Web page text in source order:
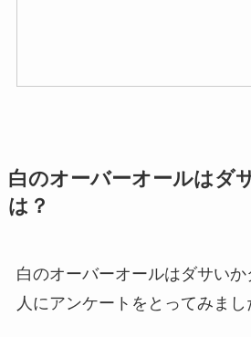
白のオーバーオールはダ
は？
白のオーバーオールはダサい
人にアンケートをとってみまし